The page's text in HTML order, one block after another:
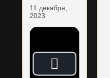
11 декабря,
2023